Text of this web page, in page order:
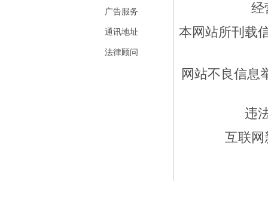
广告服务
通讯地址
法律顾问
经
本网站所刊载
网站不良信息
违
互联网